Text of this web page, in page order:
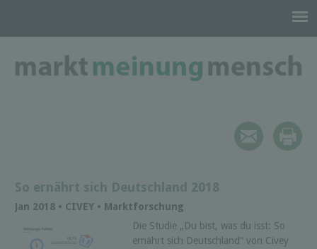
So ernährt sich Deutschland 2018
Jan 2018 • CIVEY • Marktforschung
Die Studie „Du bist, was du isst: So
ernährt sich Deutschland“ von Civey